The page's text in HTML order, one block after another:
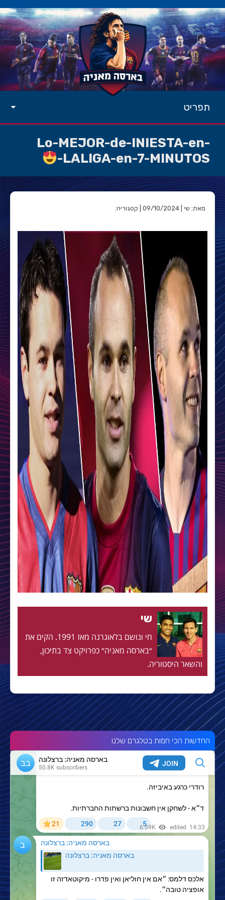
תפריט
Lo-MEJOR-de-INIESTA-en-
LALIGA-en-7-MINUTOS-
מאת: שי | 09/10/2024 | קטגוריה:
שי
חי ונושם בלאוגרנה מאז 1991. הקים את
״בארסה מאניה״ כפרויקט צד בתיכון,
והשאר היסטוריה.
החדשות הכי חמות בטלגרם שלנו